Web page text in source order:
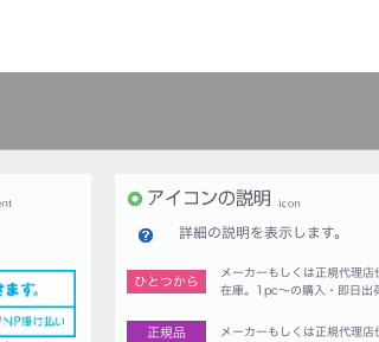
詳細の説明を表示します。
ひとつから
メーカーもしくは正規代理店
在庫。1pc〜の購入・即日出
正規品 メーカーもしくは正規代理店